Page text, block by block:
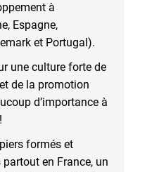
à
Espagne,
et Portugal).
une culture forte de
de la promotion
d’importance à
formés et
en France, un